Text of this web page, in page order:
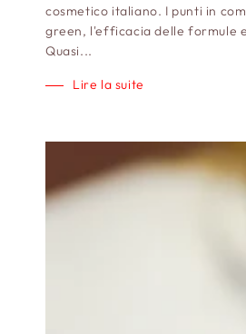
cosmetico italiano. I punti in
green, l'efficacia delle formule
Quasi...
Lire la suite